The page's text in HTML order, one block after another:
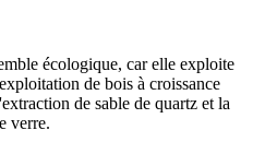
écologique, car elle exploite
de bois à croissance
de sable de quartz et la
verre.